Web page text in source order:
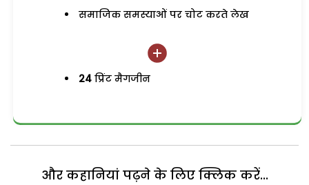
समाजिक समस्याओं पर चोट करते लेख
24 प्रिंट मैगजीन
और कहानियां पढ़ने के लिए क्लिक करें...